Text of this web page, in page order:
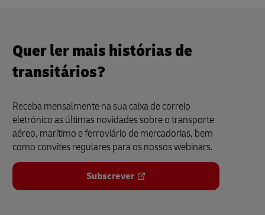
Quer ler mais histórias de
transitários?
Receba mensalmente na sua caixa de correio
eletrónico as últimas novidades sobre o transporte
aéreo, marítimo e ferroviário de mercadorias, bem
como convites regulares para os nossos webinars.
Subscrever